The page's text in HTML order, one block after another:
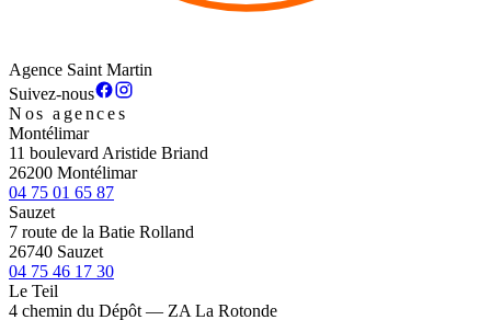
Agence Saint Martin
Suivez-nous
Nos agences
Montélimar
11 boulevard Aristide Briand
26200 Montélimar
04 75 01 65 87
Sauzet
7 route de la Batie Rolland
26740 Sauzet
04 75 46 17 30
Le Teil
4 chemin du Dépôt — ZA La Rotonde